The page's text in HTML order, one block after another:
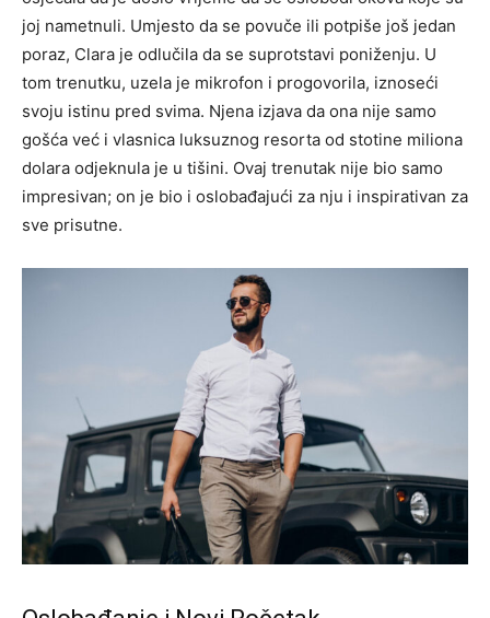
joj nametnuli. Umjesto da se povuče ili potpiše još jedan
poraz, Clara je odlučila da se suprotstavi poniženju. U
tom trenutku, uzela je mikrofon i progovorila, iznoseći
svoju istinu pred svima. Njena izjava da ona nije samo
gošća već i vlasnica luksuznog resorta od stotine miliona
dolara odjeknula je u tišini. Ovaj trenutak nije bio samo
impresivan; on je bio i oslobađajući za nju i inspirativan za
sve prisutne.